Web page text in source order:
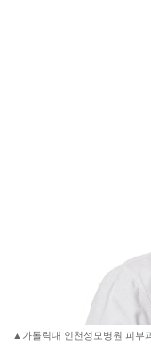
▲가톨릭대 인천성모병원 피부